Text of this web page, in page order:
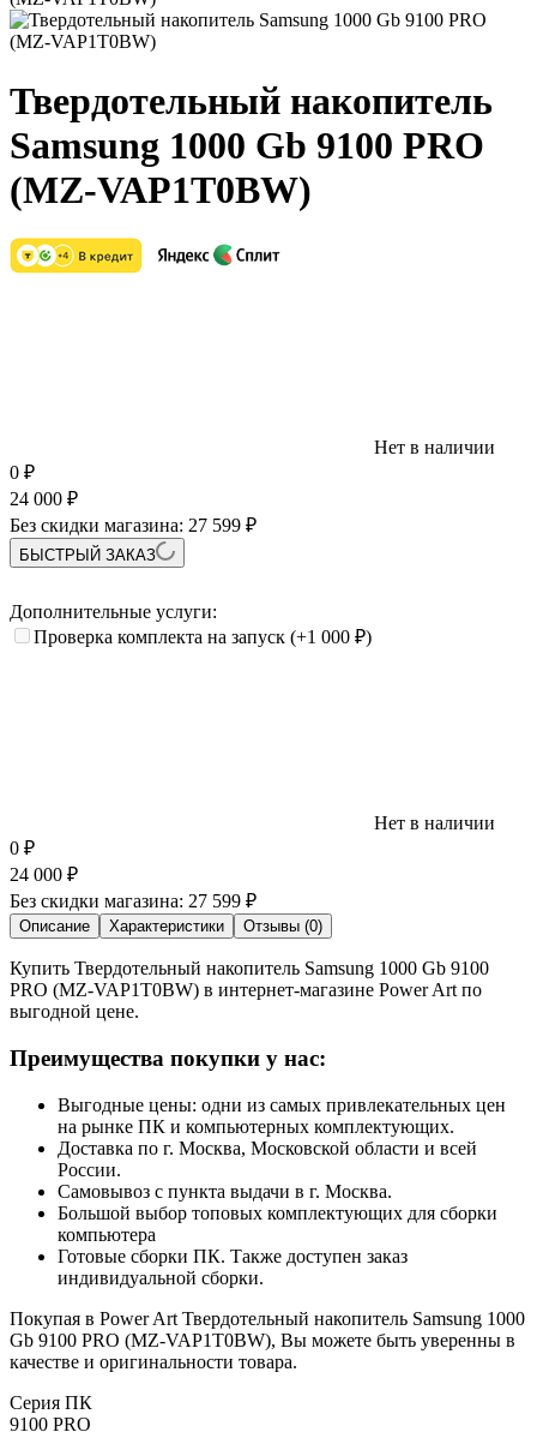
Твердотельный накопитель
Samsung 1000 Gb 9100 PRO
(MZ-VAP1T0BW)
Нет в наличии
0 ₽
24 000 ₽
Без скидки магазина: 27 599 ₽
БЫСТРЫЙ ЗАКАЗ
Дополнительные услуги:
Проверка комплекта на запуск (+1 000 ₽)
Нет в наличии
0 ₽
24 000 ₽
Без скидки магазина: 27 599 ₽
Описание Характеристики Отзывы (0)
Купить Твердотельный накопитель Samsung 1000 Gb 9100
PRO (MZ-VAP1T0BW) в интернет-магазине Power Art по
выгодной цене.
Преимущества покупки у нас:
Выгодные цены: одни из самых привлекательных цен
на рынке ПК и компьютерных комплектующих.
Доставка по г. Москва, Московской области и всей
России.
Самовывоз с пункта выдачи в г. Москва.
Большой выбор топовых комплектующих для сборки
компьютера
Готовые сборки ПК. Также доступен заказ
индивидуальной сборки.
Покупая в Power Art Твердотельный накопитель Samsung 1000
Gb 9100 PRO (MZ-VAP1T0BW), Вы можете быть уверенны в
качестве и оригинальности товара.
Серия ПК
9100 PRO